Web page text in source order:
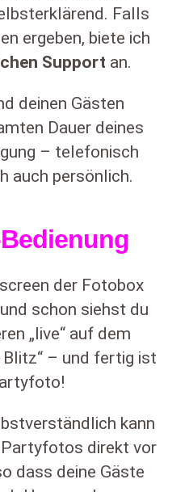
Falls
ergeben, biete ich
Support an.
deinen Gästen
Dauer deines
– telefonisch
auch persönlich.
der Fotobox
schon siehst du
„live“ auf dem
Blitz“ – und fertig ist
kann
direkt vor
dass deine Gäste